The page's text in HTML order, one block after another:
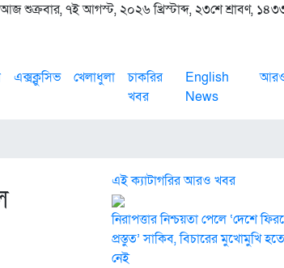
আজ শুক্রবার, ৭ই আগস্ট, ২০২৬ খ্রিস্টাব্দ, ২৩শে শ্রাবণ, ১৪৩৩
এক্সক্লুসিভ খেলাধুলা
চাকরির
খবর
English
News
এই ক্যাটাগরির আরও খবর
নিরাপত্তার নিশ্চয়তা পেলে ‘দেশে
প্রস্তুত’ সাকিব, বিচারের মুখোমুখি
নেই